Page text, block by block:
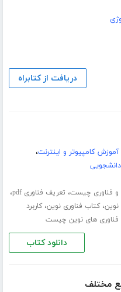
دریافت از کتابراه
کامپیوتر و اینترنت،
فناوری چیست، تعریف فناوری pdf ،
،کتاب فناوری نوین،کاربرد
فناوری های نوین چیست
دانلود کتاب
مختلف